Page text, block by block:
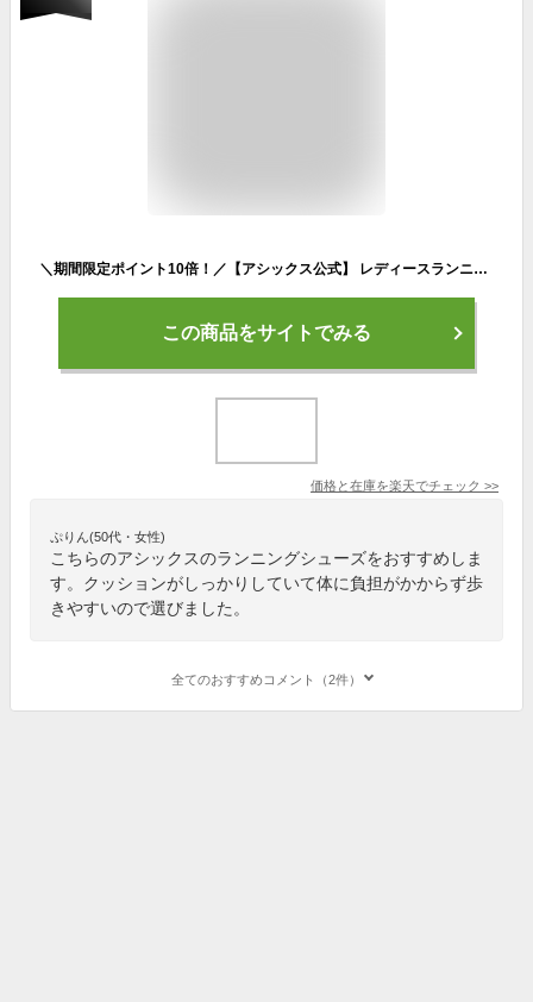
＼期間限定ポイント10倍！／【アシックス公式】 レディースランニングシューズ GEL-EXCITE 10 10カラー｜レディース 女性 スポーツシューズ ランニング ジョギング 運動靴｜asics ゲルエキサイト 10 STANDARD
この商品をサイトでみる
価格と在庫を楽天でチェック >>
ぷりん(50代・女性)
こちらのアシックスのランニングシューズをおすすめしま
す。クッションがしっかりしていて体に負担がかからず歩
きやすいので選びました。
全てのおすすめコメント（2件）